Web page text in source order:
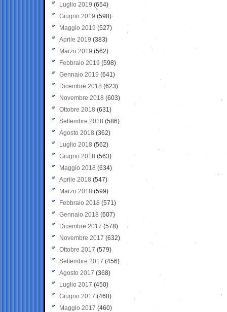
Luglio 2019 (654)
Giugno 2019 (598)
Maggio 2019 (527)
Aprile 2019 (383)
Marzo 2019 (562)
Febbraio 2019 (598)
Gennaio 2019 (641)
Dicembre 2018 (623)
Novembre 2018 (603)
Ottobre 2018 (631)
Settembre 2018 (586)
Agosto 2018 (362)
Luglio 2018 (562)
Giugno 2018 (563)
Maggio 2018 (634)
Aprile 2018 (547)
Marzo 2018 (599)
Febbraio 2018 (571)
Gennaio 2018 (607)
Dicembre 2017 (578)
Novembre 2017 (632)
Ottobre 2017 (579)
Settembre 2017 (456)
Agosto 2017 (368)
Luglio 2017 (450)
Giugno 2017 (468)
Maggio 2017 (460)